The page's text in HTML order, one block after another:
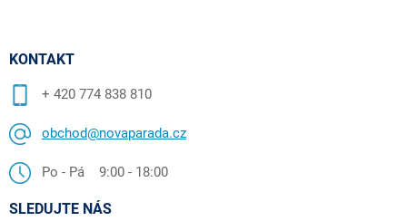
KONTAKT
+ 420 774 838 810
obchod@novaparada.cz
Po - Pá 9:00 - 18:00
SLEDUJTE NÁS